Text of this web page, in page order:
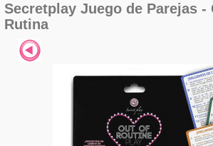
Secretplay Juego de Parejas -
Rutina